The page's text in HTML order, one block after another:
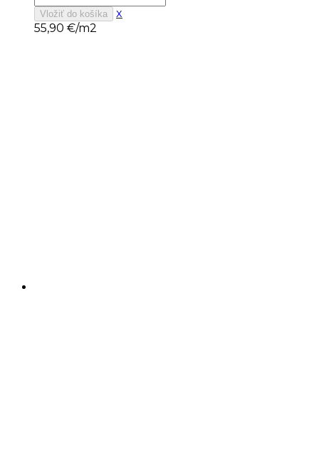
Vložiť do košíka
x
55,90 €/m2